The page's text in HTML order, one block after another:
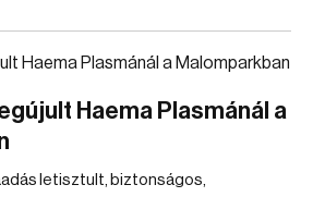
Haema Plasmánál a
letisztult, biztonságos,